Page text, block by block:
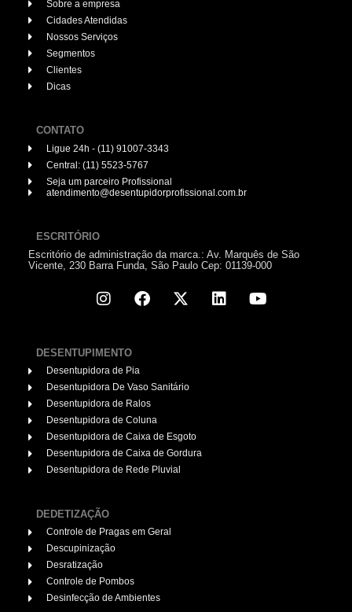
Sobre a empresa
Cidades Atendidas
Nossos Serviços
Segmentos
Clientes
Dicas
CONTATO
Ligue 24h - (11) 91007-3343
Central: (11) 5523-5767
Seja um parceiro Profissional
atendimento@desentupidorprofissional.com.br
ESCRITÓRIO
Escritório de administração da marca.: Av. Marquês de São
Vicente, 230 Barra Funda, São Paulo Cep: 01139-000
DESENTUPIMENTO
Desentupidora de Pia
Desentupidora De Vaso Sanitário
Desentupidora de Ralos
Desentupidora de Coluna
Desentupidora de Caixa de Esgoto
Desentupidora de Caixa de Gordura
Desentupidora de Rede Pluvial
DEDETIZAÇÃO
Controle de Pragas em Geral
Descupinização
Desratização
Controle de Pombos
Desinfecção de Ambientes